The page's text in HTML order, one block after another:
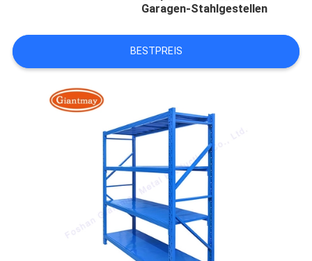
FÄLLE
Garagen-Stahlgestellen
BESTPREIS